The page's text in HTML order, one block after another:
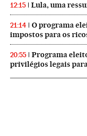
12:15 Lula, uma
21:14
O programa
impostos para os
20:55
Programa
privilégios legais